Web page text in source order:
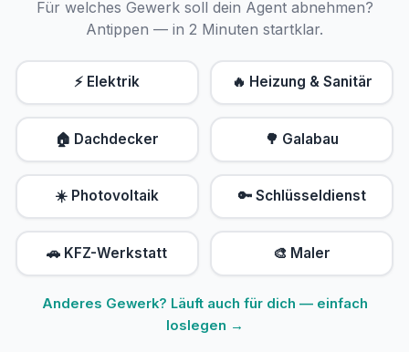
Für welches Gewerk soll dein Agent abnehmen?
Antippen — in 2 Minuten startklar.
⚡ Elektrik 🔥 Heizung & Sanitär
🏠 Dachdecker 🌳 Galabau
☀️ Photovoltaik 🔑 Schlüsseldienst
🚗 KFZ-Werkstatt 🎨 Maler
Anderes Gewerk? Läuft auch für dich — einfach
loslegen →